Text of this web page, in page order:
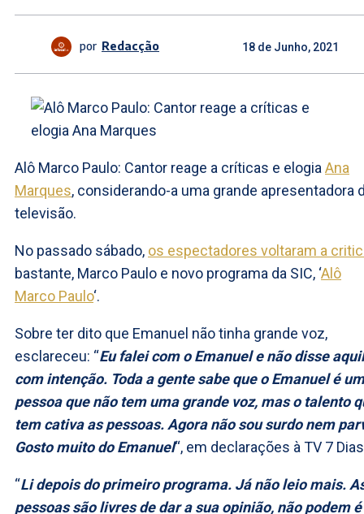
por Redacção 18 de Junho, 2021
Alô Marco Paulo: Cantor reage a críticas e elogia Ana
Marques, considerando-a uma grande apresentadora
televisão.
No passado sábado, os espectadores voltaram a
bastante, Marco Paulo e novo programa da SIC, ‘Alô
Marco Paulo‘.
Sobre ter dito que Emanuel não tinha grande voz,
esclareceu: “Eu falei com o Emanuel e não disse
com intenção. Toda a gente sabe que o Emanuel é
pessoa que não tem uma grande voz, mas o talento
tem cativa as pessoas. Agora não sou surdo nem
Gosto muito do Emanuel“, em declarações à TV 7
“Li depois do primeiro programa. Já não leio mais.
pessoas são livres de dar a sua opinião, não podem é